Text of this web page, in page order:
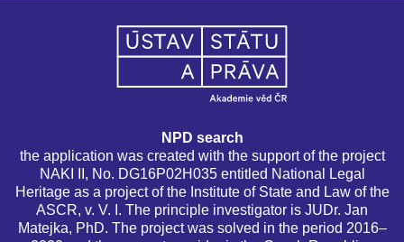
NPD search
the application was created with the support of the project
NAKI II, No. DG16P02H035 entitled National Legal
Heritage as a project of the Institute of State and Law of the
ASCR, v. V. I. The principle investigator is JUDr. Jan
Matejka, PhD. The project was solved in the period 2016–